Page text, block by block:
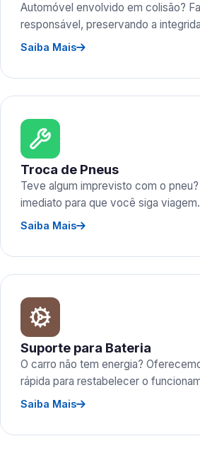
Automóvel envolvido em colisão?
responsável, preservando a
Saiba Mais
Troca de Pneus
Teve algum imprevisto com o
imediato para que você siga viagem.
Saiba Mais
Suporte para Bateria
O carro não tem energia?
rápida para restabelecer o
Saiba Mais